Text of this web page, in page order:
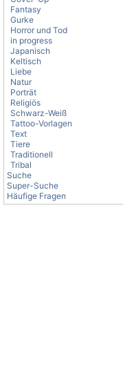
Fantasy
Gurke
Horror und Tod
in progress
Japanisch
Keltisch
Liebe
Natur
Porträt
Religiös
Schwarz-Weiß
Tattoo-Vorlagen
Text
Tiere
Traditionell
Tribal
Suche
Super-Suche
Häufige Fragen